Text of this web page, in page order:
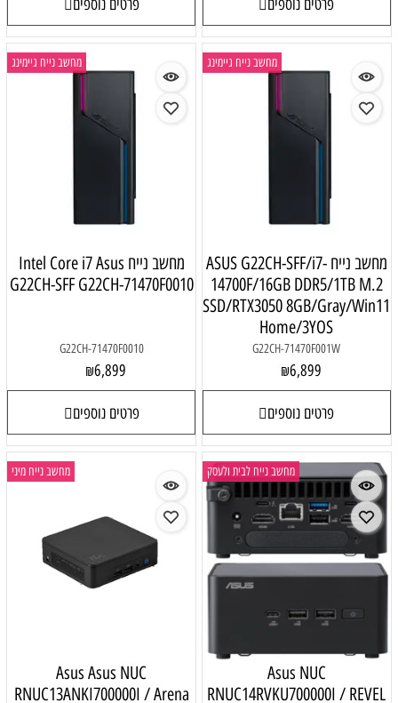
פרטים נוספים פרטים נוספים
מחשב נייח גיימינג
מחשב נייח ASUS G22CH-SFF/i7-
14700F/16GB DDR5/1TB M.2
SSD/RTX3050 8GB/Gray/Win11
Home/3YOS
G22CH-71470F001W
₪6,899
פרטים נוספים
מחשב נייח גיימינג
מחשב נייח Intel Core i7 Asus
G22CH-SFF G22CH-71470F0010
G22CH-71470F0010
₪6,899
פרטים נוספים
מחשב נייח לבית ולעסק
Asus NUC
RNUC14RVKU700000I / REVEL
מחשב נייח מיני
Asus Asus NUC
RNUC13ANKI700000I / Arena